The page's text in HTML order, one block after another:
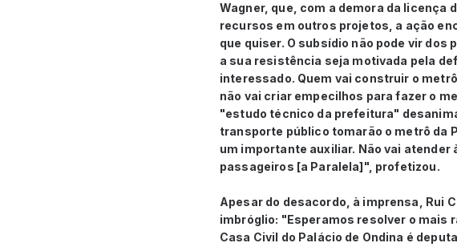
Wagner, que, com a demora da
recursos em outros projetos, a ação
que quiser. O subsídio não pode vir
a sua resistência seja motivada pela
interessado. Quem vai construir o
não vai criar empecilhos para fazer o
"estudo técnico da prefeitura"
transporte público tomarão o metrô da
um importante auxiliar. Não vai atender
passageiros [a Paralela]", profetizou.
Apesar do desacordo, à imprensa, Rui
imbróglio: "Esperamos resolver o mais
Casa Civil do Palácio de Ondina é